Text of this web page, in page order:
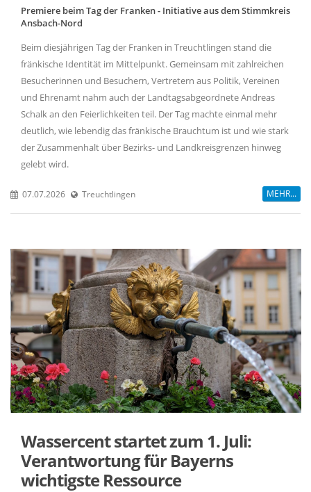
Premiere beim Tag der Franken - Initiative aus dem Stimmkreis
Ansbach-Nord
Beim diesjährigen Tag der Franken in Treuchtlingen stand die
fränkische Identität im Mittelpunkt. Gemeinsam mit zahlreichen
Besucherinnen und Besuchern, Vertretern aus Politik, Vereinen
und Ehrenamt nahm auch der Landtagsabgeordnete Andreas
Schalk an den Feierlichkeiten teil. Der Tag machte einmal mehr
deutlich, wie lebendig das fränkische Brauchtum ist und wie stark
der Zusammenhalt über Bezirks- und Landkreisgrenzen hinweg
gelebt wird.
07.07.2026 Treuchtlingen MEHR...
Wassercent startet zum 1. Juli:
Verantwortung für Bayerns
wichtigste Ressource